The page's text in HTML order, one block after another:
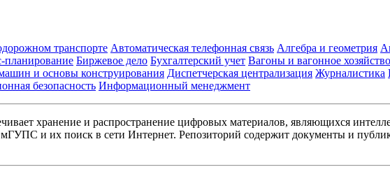
транспорте Автоматическая телефонная связь Алгебра и геометрия
планирование Биржевое дело Бухгалтерский учет Вагоны и вагонное хозяйство
и основы конструирования Диспетчерская централизация Журналистика
безопасность Информационный менеджмент
хранение и распространение цифровых материалов, являющихся
и их поиск в сети Интернет. Репозиторий содержит документы и